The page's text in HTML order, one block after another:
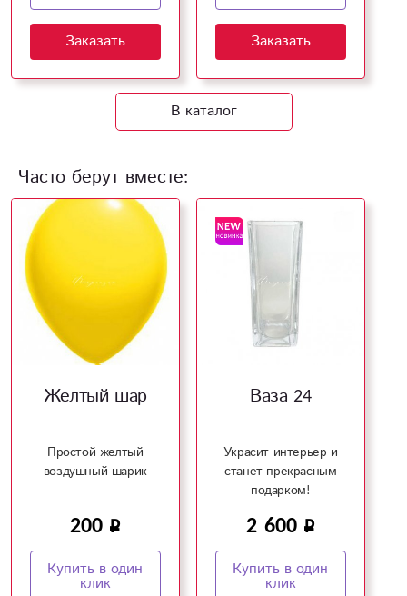
Заказать Заказать
В каталог
Часто берут вместе:
Желтый шар
Простой желтый
воздушный шарик
200
Купить в один
клик
Ваза 24
Украсит интерьер и
станет прекрасным
подарком!
2 600
Купить в один
клик